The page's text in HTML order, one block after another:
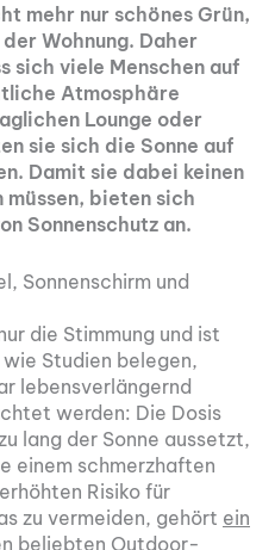
mehr nur schönes Grün,
Wohnung. Daher
sich viele Menschen auf
Atmosphäre
Lounge oder
sie sich die Sonne auf
Damit sie dabei keinen
bieten sich
Sonnenschutz an.
Sonnenschirm und
die Stimmung und ist
Studien belegen,
lebensverlängernd
werden: Die Dosis
lang der Sonne aussetzt,
einem schmerzhaften
Risiko für
zu vermeiden, gehört ein
beliebten Outdoor-